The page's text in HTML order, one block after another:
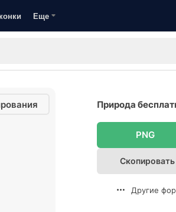
Еще
Природа
PNG
Скопировать
Другие